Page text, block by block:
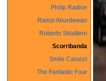
Philip Radice
Ramzi Aburdewan
Roberto Sblattero
Scorribanda
Smile Carucci
The Fantastic Four